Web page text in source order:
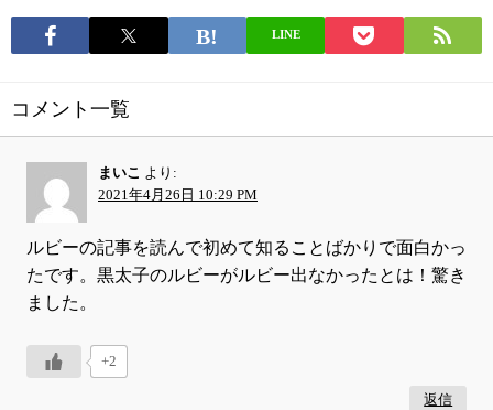
LINE
コメント一覧
まいこ より:
2021年4月26日 10:29 PM
ルビーの記事を読んで初めて知ることばかりで面白かっ
たです。黒太子のルビーがルビー出なかったとは！驚き
ました。
+2
返信